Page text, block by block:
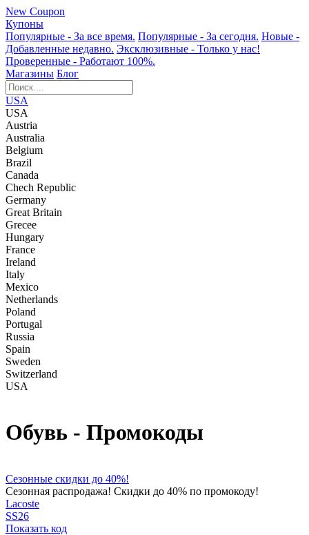
New Coupon
Купоны
Популярные - За все время. Популярные - За сегодня. Новые -
Добавленные недавно. Эксклюзивные - Только у нас!
Проверенные - Работают 100%.
Магазины Блог
USA
USA
Austria
Australia
Belgium
Brazil
Canada
Chech Republic
Germany
Great Britain
Grecee
Hungary
France
Ireland
Italy
Mexico
Netherlands
Poland
Portugal
Russia
Spain
Sweden
Switzerland
USA
Обувь - Промокоды
Сезонные скидки до 40%!
Сезонная распродажа! Скидки до 40% по промокоду!
Lacoste
SS26
Показать код